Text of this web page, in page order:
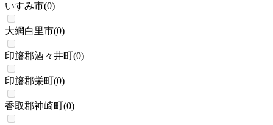
いすみ市(0)
大網白里市(0)
印旛郡酒々井町(0)
印旛郡栄町(0)
香取郡神崎町(0)